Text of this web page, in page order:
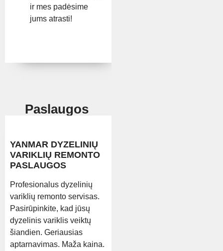
ir mes padėsime
jums atrasti!
Paslaugos
YANMAR DYZELINIŲ
VARIKLIŲ REMONTO
PASLAUGOS
Profesionalus dyzelinių
variklių remonto servisas.
Pasirūpinkite, kad jūsų
dyzelinis variklis veiktų
šiandien. Geriausias
aptarnavimas. Maža kaina.